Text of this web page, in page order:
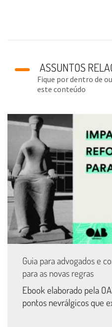
ASSUNTOS
Fique por dentro de
este conteúdo
Guia para advogados e
para as novas regras
Ebook elaborado pela
pontos nevrálgicos que